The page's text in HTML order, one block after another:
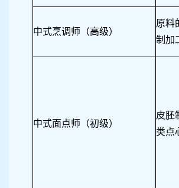
中式烹调师（高级）
原料
制加
中式面点师（初级）
皮胚
类点